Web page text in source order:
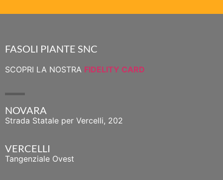
FASOLI PIANTE SNC
SCOPRI LA NOSTRA FIDELITY CARD
NOVARA
Strada Statale per Vercelli, 202
VERCELLI
Tangenziale Ovest